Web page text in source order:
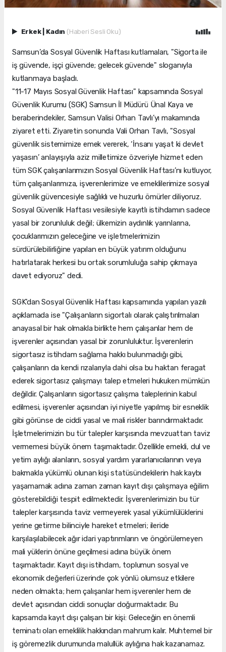
Erkek Kadın (Haberi Sesli Oku)
Samsun’da Sosyal Güvenlik Haftası kutlamaları, "Sigorta ile
iş güvende, işçi güvende; gelecek güvende" sloganıyla
kutlanmaya başladı.
"11-17 Mayıs Sosyal Güvenlik Haftası" kapsamında Sosyal
Güvenlik Kurumu (SGK) Samsun İl Müdürü Ünal Kaya ve
beraberindekiler, Samsun Valisi Orhan Tavlı’yı makamında
ziyaret etti. Ziyaretin sonunda Vali Orhan Tavlı, "Sosyal
güvenlik sistemimize emek vererek, ‘İnsanı yaşat ki devlet
yaşasın’ anlayışıyla aziz milletimize özveriyle hizmet eden
tüm SGK çalışanlarımızın Sosyal Güvenlik Haftası’nı kutluyor,
tüm çalışanlarımıza, işverenlerimize ve emeklilerimize sosyal
güvenlik güvencesiyle sağlıklı ve huzurlu ömürler diliyoruz.
Sosyal Güvenlik Haftası vesilesiyle kayıtlı istihdamın sadece
yasal bir zorunluluk değil; ülkemizin aydınlık yarınlarına,
çocuklarımızın geleceğine ve işletmelerimizin
sürdürülebilirliğine yapılan en büyük yatırım olduğunu
hatırlatarak herkesi bu ortak sorumluluğa sahip çıkmaya
davet ediyoruz" dedi.
SGK’dan Sosyal Güvenlik Haftası kapsamında yapılan yazılı
açıklamada ise "Çalışanların sigortalı olarak çalıştırılmaları
anayasal bir hak olmakla birlikte hem çalışanlar hem de
işverenler açısından yasal bir zorunluluktur. İşverenlerin
sigortasız istihdam sağlama hakkı bulunmadığı gibi,
çalışanların da kendi rızalarıyla dahi olsa bu haktan feragat
ederek sigortasız çalışmayı talep etmeleri hukuken mümkün
değildir. Çalışanların sigortasız çalışma taleplerinin kabul
edilmesi, işverenler açısından iyi niyetle yapılmış bir esneklik
gibi görünse de ciddi yasal ve mali riskler barındırmaktadır.
İşletmelerimizin bu tür talepler karşısında mevzuattan taviz
vermemesi büyük önem taşımaktadır. Özellikle emekli, dul ve
yetim aylığı alanların, sosyal yardım yararlanıcılarının veya
bakmakla yükümlü olunan kişi statüsündekilerin hak kaybı
yaşamamak adına zaman zaman kayıt dışı çalışmaya eğilim
gösterebildiği tespit edilmektedir. İşverenlerimizin bu tür
talepler karşısında taviz vermeyerek yasal yükümlülüklerini
yerine getirme bilinciyle hareket etmeleri; ileride
karşılaşılabilecek ağır idari yaptırımların ve öngörülemeyen
mali yüklerin önüne geçilmesi adına büyük önem
taşımaktadır. Kayıt dışı istihdam, toplumun sosyal ve
ekonomik değerleri üzerinde çok yönlü olumsuz etkilere
neden olmakta; hem çalışanlar hem işverenler hem de
devlet açısından ciddi sonuçlar doğurmaktadır. Bu
kapsamda kayıt dışı çalışan bir kişi: Geleceğin en önemli
teminatı olan emeklilik hakkından mahrum kalır. Muhtemel bir
iş göremezlik durumunda malullük aylığına hak kazanamaz.